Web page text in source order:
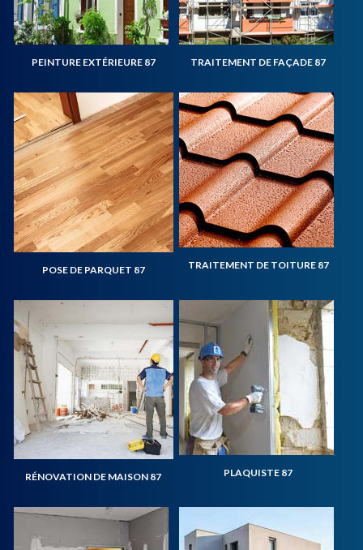
PEINTURE EXTÉRIEURE 87 TRAITEMENT DE FAÇADE 87
POSE DE PARQUET 87 TRAITEMENT DE TOITURE 87
RÉNOVATION DE MAISON 87 PLAQUISTE 87